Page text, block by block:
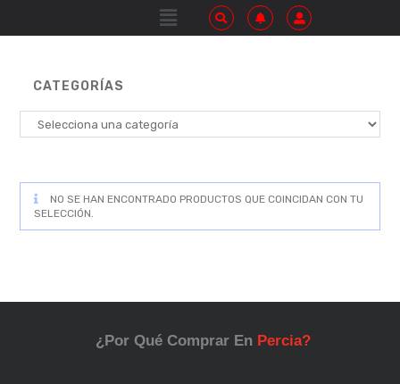
CATEGORÍAS
NO SE HAN ENCONTRADO PRODUCTOS QUE COINCIDAN CON TU
SELECCIÓN.
¿Por Qué Comprar En Percia?